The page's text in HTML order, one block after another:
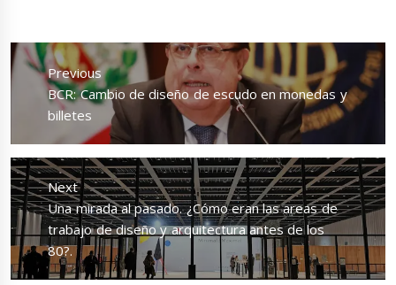
Navegación
de
entradas
Previous
Previous
post:
BCR: Cambio de diseño de escudo en monedas y
billetes
Next
Next
post:
Una mirada al pasado. ¿Cómo eran las areas de
trabajo de diseño y arquitectura antes de los
80?.